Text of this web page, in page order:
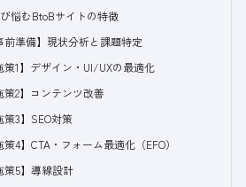
悩むBtoBサイトの特徴
前準備】現状分析と課題特定
策1】デザイン・UI/UXの最適化
策2】コンテンツ改善
策3】SEO対策
策4】CTA・フォーム最適化（EFO）
策5】導線設計